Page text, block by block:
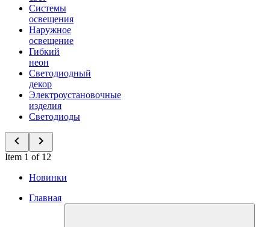
Системы
освещения
Наружное
освещение
Гибкий
неон
Светодиодный
декор
Электроустановочные
изделия
Светодиоды
Item 1 of 12
Новинки
Главная